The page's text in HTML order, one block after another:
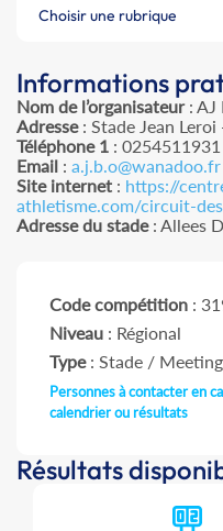
Choisir une rubrique
Informations
Nom de l’organisateur: AJ
Adresse: Stade Jean
Téléphone 1 : 0254511931
Email : a.j.b.o@wanadoo.fr
Site internet : https://
athletisme.com/circuit-
Adresse du stade: Allees
Code compétition :
Niveau : Régional
Type: Stade /
Personnes à contacter en
calendrier ou résultats
Résultats